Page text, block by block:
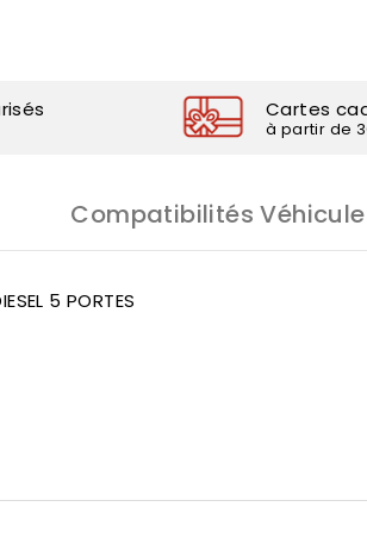
Cartes
à partir de
Compatibilités
5 PORTES